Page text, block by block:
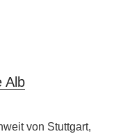
Alb
von Stuttgart,